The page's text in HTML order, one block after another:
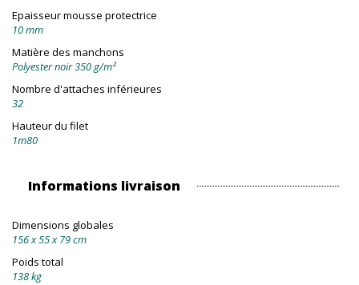
Epaisseur mousse protectrice
10 mm
Matière des manchons
Polyester noir 350 g/m²
Nombre d'attaches inférieures
32
Hauteur du filet
1m80
Informations livraison
Dimensions globales
156 x 55 x 79 cm
Poids total
138 kg